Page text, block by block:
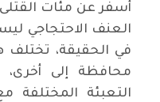
أسفر عن مئات
العنف الاحتجاجي
في الحقيقة، تختلف
محافظة إلى أخرى،
التعبئة